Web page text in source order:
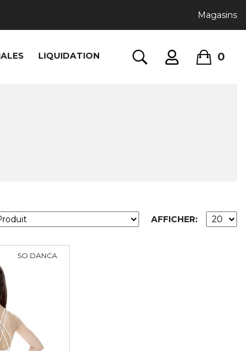
Magasins
LIQUIDATION 0
AFFICHER:
SO DANCA